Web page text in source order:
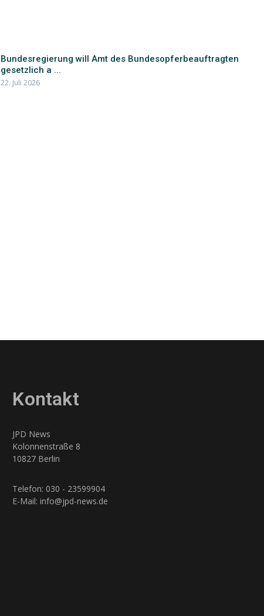
Bundesregierung will Amt des Bundesopferbeauftragten
gesetzlich a ...
22. Juli 2026
Kontakt
JPD News
Kolonnenstraße 8
10827 Berlin
Telefon: 030 - 23599904
E-Mail: info@jpd-news.de